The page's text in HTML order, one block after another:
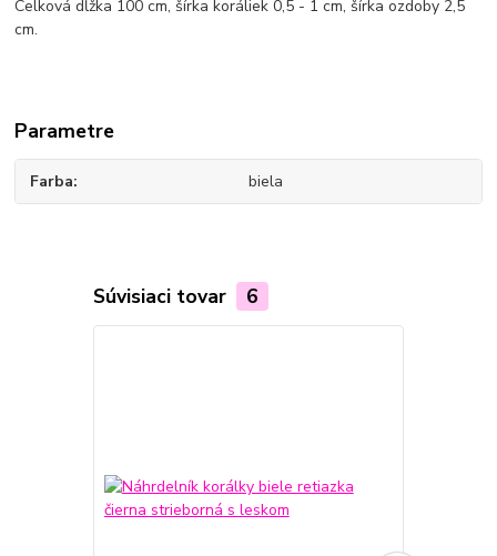
Celková dĺžka 100 cm, šírka koráliek 0,5 - 1 cm, šírka ozdoby 2,5
cm.
Parametre
Farba biela
Súvisiaci tovar 6